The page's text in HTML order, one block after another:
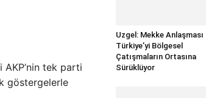
AKP’nin tek parti
göstergelerle
Uzgel: Mekke Anlaşması
Türkiye’yi Bölgesel
Çatışmaların Ortasına
Sürüklüyor